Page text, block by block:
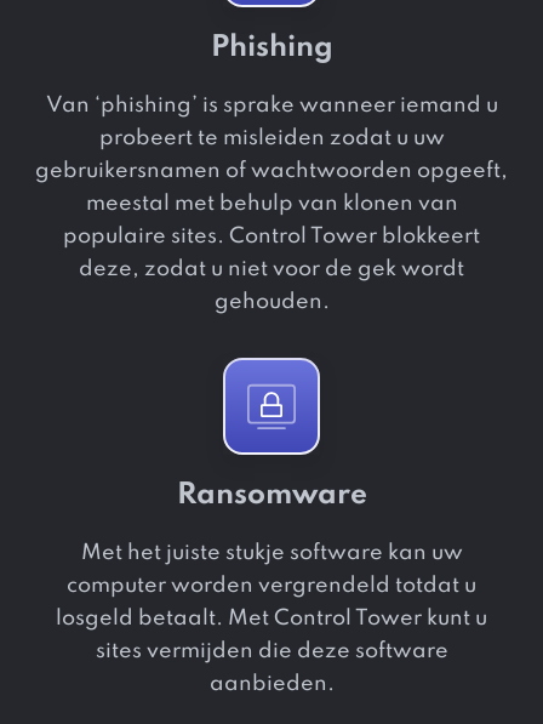
Phishing
Van ‘phishing’ is sprake wanneer iemand u
probeert te misleiden zodat u uw
gebruikersnamen of wachtwoorden opgeeft,
meestal met behulp van klonen van
populaire sites. Control Tower blokkeert
deze, zodat u niet voor de gek wordt
gehouden.
Ransomware
Met het juiste stukje software kan uw
computer worden vergrendeld totdat u
losgeld betaalt. Met Control Tower kunt u
sites vermijden die deze software
aanbieden.